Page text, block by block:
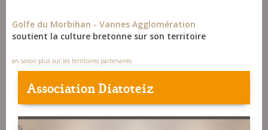
Golfe du Morbihan - Vannes Agglomération
soutient la culture bretonne sur son territoire
en savoir plus sur les territoires partenaires
Association Diatoteiz